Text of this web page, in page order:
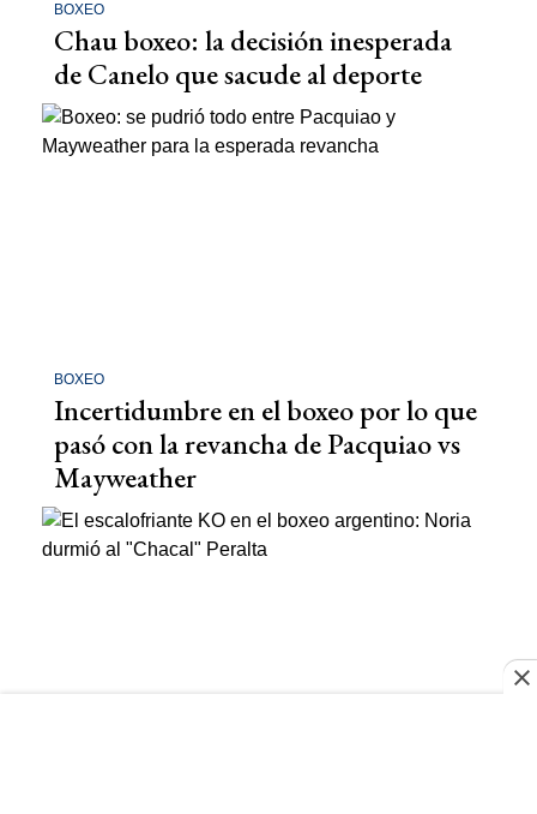
BOXEO
Chau boxeo: la decisión inesperada
de Canelo que sacude al deporte
BOXEO
Incertidumbre en el boxeo por lo que
pasó con la revancha de Pacquiao vs
Mayweather